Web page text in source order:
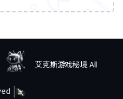
艾克斯游戏秘境 All